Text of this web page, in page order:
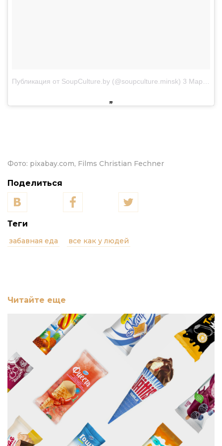
Публикация от SoupCulture.by (@soupculture.minsk) 3 Мар 2018 в 1:06 PST
Фото: pixabay.com, Films Christian Fechner
Поделиться
Теги
забавная еда все как у людей
Читайте еще